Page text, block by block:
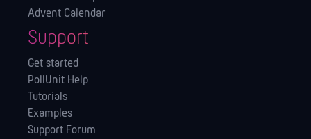
Advent Calendar
Support
Get started
PollUnit Help
Tutorials
Examples
Support Forum